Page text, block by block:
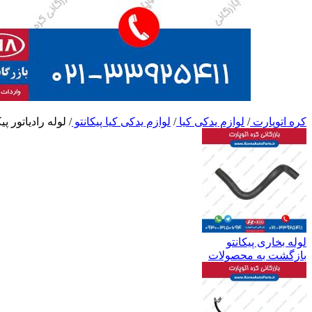
کره اتوپارت/ لوازم یدکی کیا/ لوازم یدکی کیا پیکانتو/ لوله رادیاتور
لوله بخاری پیکانتو
بازگشت به محصولات